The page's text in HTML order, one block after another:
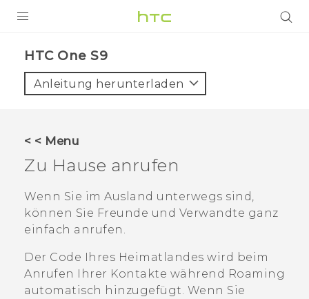
VIVE
UNTERSTÜTZUNG
HTC One S9‎
Anleitung herunterladen
< < Menu
Zu Hause anrufen
Wenn Sie im Ausland unterwegs sind,
können Sie Freunde und Verwandte ganz
einfach anrufen.
Der Code Ihres Heimatlandes wird beim
Anrufen Ihrer Kontakte während Roaming
automatisch hinzugefügt. Wenn Sie